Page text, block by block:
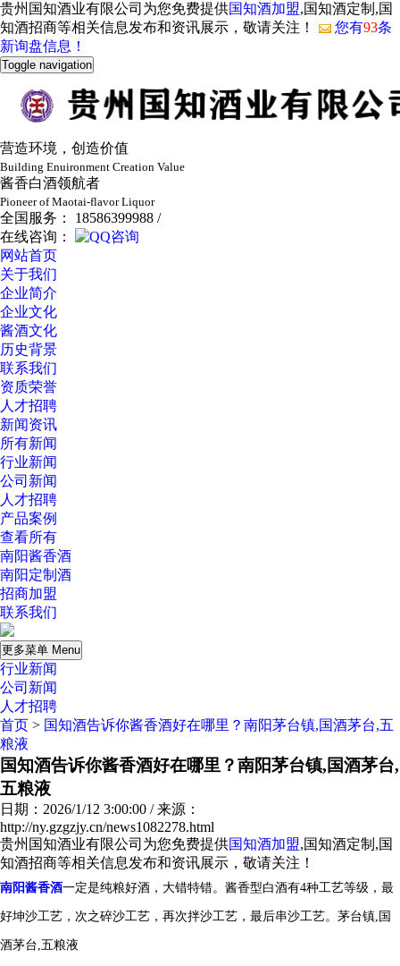
贵州国知酒业有限公司为您免费提供国知酒加盟,国知酒定制,国
知酒招商等相关信息发布和资讯展示，敬请关注！
您有93条
新询盘信息！
Toggle navigation
营造环境，创造价值
Building Enuironment Creation Value
酱香白酒领航者
Pioneer of Maotai-flavor Liquor
全国服务： 18586399988 /
在线咨询：
网站首页
关于我们
企业简介
企业文化
酱酒文化
历史背景
联系我们
资质荣誉
人才招聘
新闻资讯
所有新闻
行业新闻
公司新闻
人才招聘
产品案例
查看所有
南阳酱香酒
南阳定制酒
招商加盟
联系我们
更多菜单 Menu
行业新闻
公司新闻
人才招聘
首页 > 国知酒告诉你酱香酒好在哪里？南阳茅台镇,国酒茅台,五
粮液
国知酒告诉你酱香酒好在哪里？南阳茅台镇,国酒茅台,
五粮液
日期：2026/1/12 3:00:00 / 来源：
http://ny.gzgzjy.cn/news1082278.html
贵州国知酒业有限公司为您免费提供国知酒加盟,国知酒定制,国
知酒招商等相关信息发布和资讯展示，敬请关注！
南阳酱香酒一定是纯粮好酒，大错特错。酱香型白酒有4种工艺等级，最
好坤沙工艺，次之碎沙工艺，再次拌沙工艺，最后串沙工艺。 茅台镇,国
酒茅台,五粮液